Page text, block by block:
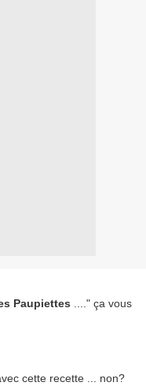
Paupiettes ...." ça vous
cette recette ... non?